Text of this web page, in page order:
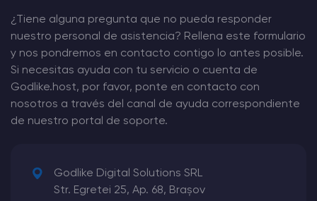
Minecraft Alojamiento de servidores
Hytale Hosting 50% OFF
Rust Alojamiento de servidores
Juegos
¿Tiene alguna pregunta que no pueda responder
nuestro personal de asistencia? Rellena este formulario
y nos pondremos en contacto contigo lo antes posible.
Si necesitas ayuda con tu servicio o cuenta de
Godlike.host, por favor, ponte en contacto con
nosotros a través del canal de ayuda correspondiente
de nuestro portal de soporte.
Godlike Digital Solutions SRL
Str. Egretei 25, Ap. 68, Brașov